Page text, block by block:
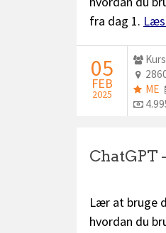
fra dag 1.
STARTDATO:
05
FEB
2025
Sted:
ME
plus:
ME
Dage:
Pris:
ChatGPT
Lær at bruge
hvordan du